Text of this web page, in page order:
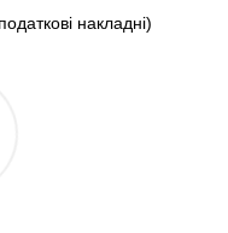
накладні)